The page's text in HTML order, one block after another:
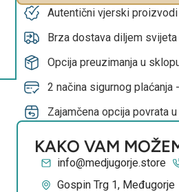
Autentični vjerski
Brza dostava diljem
Opcija preuzimanja u
2 načina sigurnog plaćanja
Zajamčena opcija povrata
KAKO VAM
info@medjugorje.store
Gospin Trg 1, Međugorje